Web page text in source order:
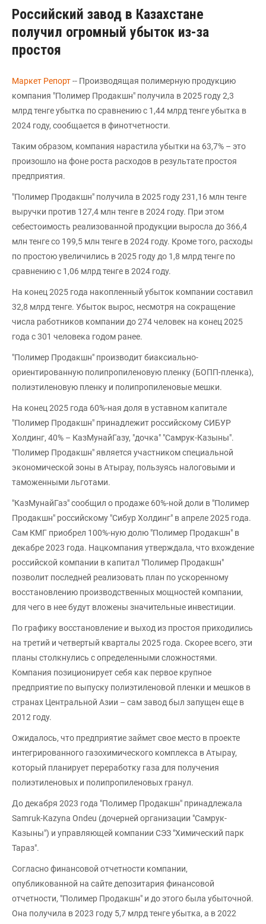
Российский завод в Казахстане
получил огромный убыток из-за
простоя
Маркет Репорт-- Производящая полимерную продукцию
компания "Полимер Продакшн" получила в 2025 году 2,3
млрд тенге убытка по сравнению с 1,44 млрд тенге убытка в
2024 году, сообщается в финотчетности.
Таким образом, компания нарастила убытки на 63,7% – это
произошло на фоне роста расходов в результате простоя
предприятия.
"Полимер Продакшн" получила в 2025 году 231,16 млн тенге
выручки против 127,4 млн тенге в 2024 году. При этом
себестоимость реализованной продукции выросла до 366,4
млн тенге со 199,5 млн тенге в 2024 году. Кроме того, расходы
по простою увеличились в 2025 году до 1,8 млрд тенге по
сравнению с 1,06 млрд тенге в 2024 году.
На конец 2025 года накопленный убыток компании составил
32,8 млрд тенге. Убыток вырос, несмотря на сокращение
числа работников компании до 274 человек на конец 2025
года с 301 человека годом ранее.
"Полимер Продакшн" производит биаксиально-
ориентированную полипропиленовую пленку (БОПП-пленка),
полиэтиленовую пленку и полипропиленовые мешки.
На конец 2025 года 60%-ная доля в уставном капитале
"Полимер Продакшн" принадлежит российскому СИБУР
Холдинг, 40% – КазМунайГазу, "дочка" "Самрук-Казыны".
"Полимер Продакшн" является участником специальной
экономической зоны в Атырау, пользуясь налоговыми и
таможенными льготами.
"КазМунайГаз" сообщил о продаже 60%-ной доли в "Полимер
Продакшн" российскому "Сибур Холдинг" в апреле 2025 года.
Сам КМГ приобрел 100%-ную долю "Полимер Продакшн" в
декабре 2023 года. Нацкомпания утверждала, что вхождение
российской компании в капитал "Полимер Продакшн"
позволит последней реализовать план по ускоренному
восстановлению производственных мощностей компании,
для чего в нее будут вложены значительные инвестиции.
По графику восстановление и выход из простоя приходились
на третий и четвертый кварталы 2025 года. Скорее всего, эти
планы столкнулись с определенными сложностями.
Компания позиционирует себя как первое крупное
предприятие по выпуску полиэтиленовой пленки и мешков в
странах Центральной Азии – сам завод был запущен еще в
2012 году.
Ожидалось, что предприятие займет свое место в проекте
интегрированного газохимического комплекса в Атырау,
который планирует переработку газа для получения
полиэтиленовых и полипропиленовых гранул.
До декабря 2023 года "Полимер Продакшн" принадлежала
Samruk-Kazyna Ondeu (дочерней организации "Самрук-
Казыны") и управляющей компании СЭЗ "Химический парк
Тараз".
Согласно финансовой отчетности компании,
опубликованной на сайте депозитария финансовой
отчетности, "Полимер Продакшн" и до этого была убыточной.
Она получила в 2023 году 5,7 млрд тенге убытка, а в 2022